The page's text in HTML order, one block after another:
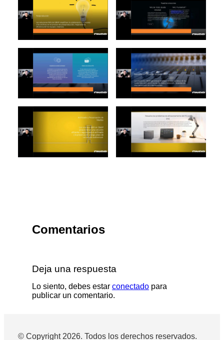
Comentarios
Deja una respuesta
Lo siento, debes estar conectado para
publicar un comentario.
© Copyright 2026. Todos los derechos reservados.